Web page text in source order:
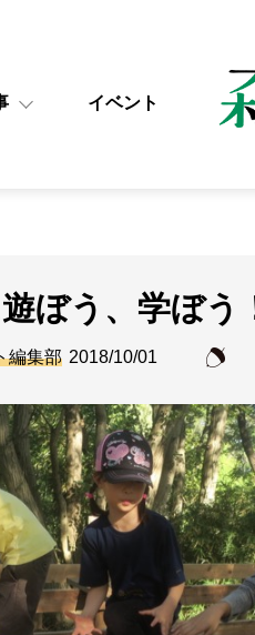
イベント
ぼう、学ぼう
編集部 2018/10/01